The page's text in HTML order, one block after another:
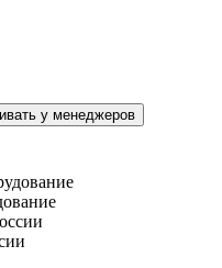
у менеджеров